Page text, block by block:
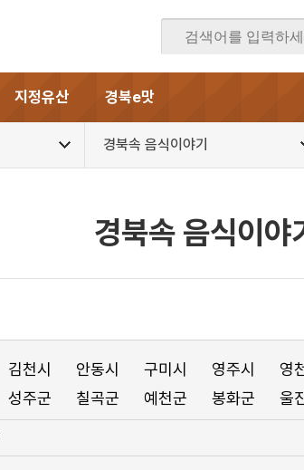
지정유산 경북e맛
경북속 음식이야기
경북속 음식이야
김천시 안동시 구미시 영주시 영
성주군 칠곡군 예천군 봉화군 울